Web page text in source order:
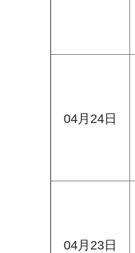
04月24日
04月23日